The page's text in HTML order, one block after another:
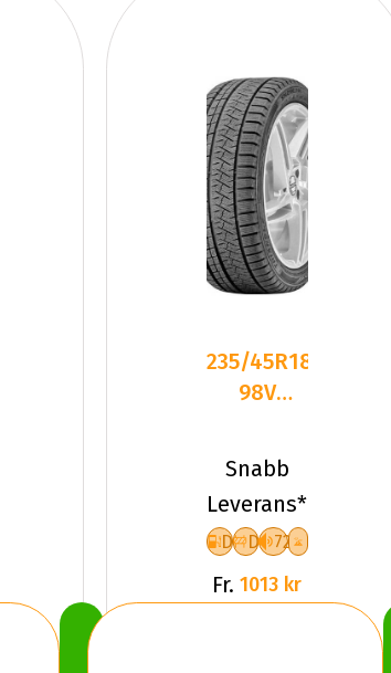
235/45R18
98V
PL02 XL
Friktion
2024
Snabb
Leverans*
D D 72
Fr. 1013 kr